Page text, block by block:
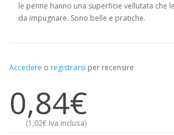
le penne hanno una superficie vellutata che
da impugnare. Sono belle e pratiche.
Accedere o registrarsi per recensire
0,84€
(1,02€ Iva inclusa)